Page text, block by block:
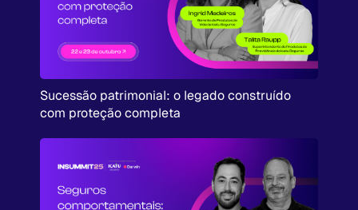
Sucessão patrimonial: o legado construído
com proteção completa